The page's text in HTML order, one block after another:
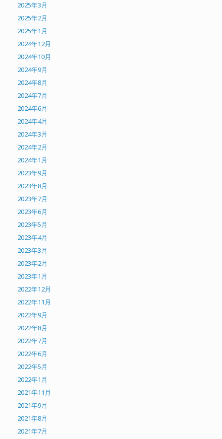
2025年3月
2025年2月
2025年1月
2024年12月
2024年10月
2024年9月
2024年8月
2024年7月
2024年6月
2024年4月
2024年3月
2024年2月
2024年1月
2023年9月
2023年8月
2023年7月
2023年6月
2023年5月
2023年4月
2023年3月
2023年2月
2023年1月
2022年12月
2022年11月
2022年9月
2022年8月
2022年7月
2022年6月
2022年5月
2022年1月
2021年11月
2021年9月
2021年8月
2021年7月